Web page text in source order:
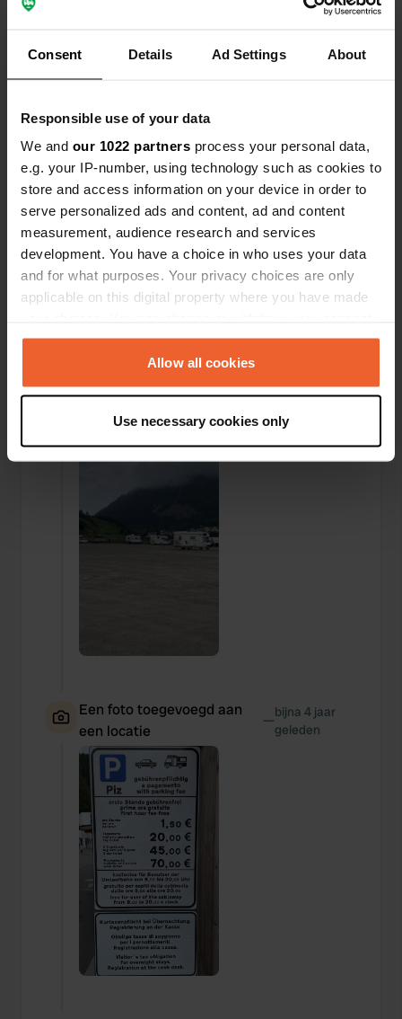
Consent Details Ad Settings About
Responsible use of your data
We and our 1022 partners process your personal data,
e.g. your IP-number, using technology such as cookies to
store and access information on your device in order to
serve personalized ads and content, ad and content
measurement, audience research and services
development. You have a choice in who uses your data
and for what purposes. Your privacy choices are only
applicable on this digital property where you have made
any time from the Cookie Declaration or by clicking on
the Privacy trigger icon.
Collect information about your geographical location
which can be accurate to within several meters
Find out more about how your personal data is processed
and set your preferences in the
our social media, advertising and analytics partners who
of their services.
Allow all cookies
Use necessary cookies only
Een foto toegevoegd aan
—bijna 4 jaar
Een foto toegevoegd aan
een locatie
—bijna 4 jaar
geleden